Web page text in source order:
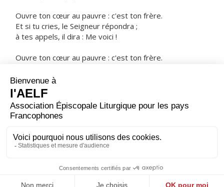
Ouvre ton cœur au pauvre : c'est ton frère.
Et si tu cries, le Seigneur répondra ;
à tes appels, il dira : Me voici !
Ouvre ton cœur au pauvre : c'est ton frère.
J'avais faim et tu m'as donné à manger.
ORAISON
ce que tu veux et servir ta gloire d'un cœur sans
partage.